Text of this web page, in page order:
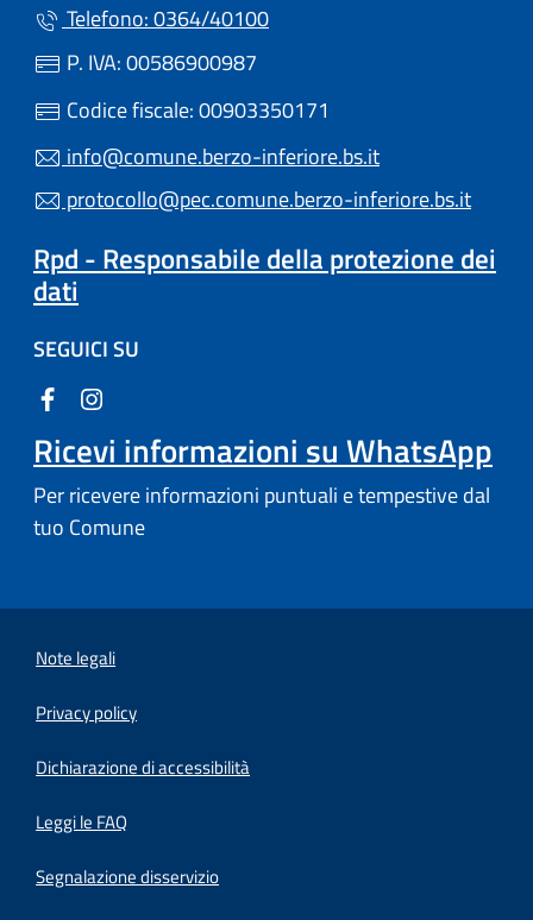
Telefono: 0364/40100
P. IVA: 00586900987
Codice fiscale: 00903350171
info@comune.berzo-inferiore.bs.it
protocollo@pec.comune.berzo-inferiore.bs.it
Rpd - Responsabile della protezione dei
dati
SEGUICI SU
Ricevi informazioni su WhatsApp
Per ricevere informazioni puntuali e tempestive dal
tuo Comune
Note legali
Privacy policy
Dichiarazione di accessibilità
Leggi le FAQ
Segnalazione disservizio